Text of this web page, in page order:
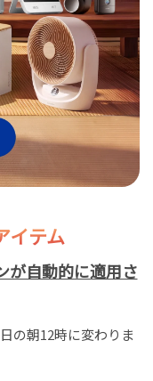
イテム
が自動的に適用さ
の朝12時に変わりま